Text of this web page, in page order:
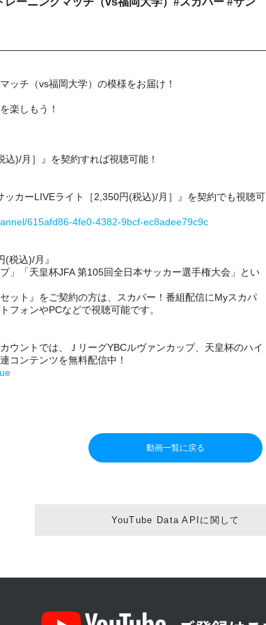
ッチ（vs福岡大学）の模様をお届け！
楽しもう！
込)/月］』を契約すれば視聴可能！
ッカーLIVEライト［2,350円(税込)/月］』を契約でも視聴可
615afd86-4fe0-4382-9bcf-ec8adee79c9c
(税込)/月』
」「天皇杯JFA 第105回全日本サッカー選手権大会」とい
ット』をご契約の方は、スカパー！番組配信にMyスカパ
フォンやPCなどで視聴可能です。
ウントでは、ＪリーグYBCルヴァンカップ、天皇杯のハイ
コンテンツを無料配信中！
動画一覧に戻る
YouTube Data APIに関して